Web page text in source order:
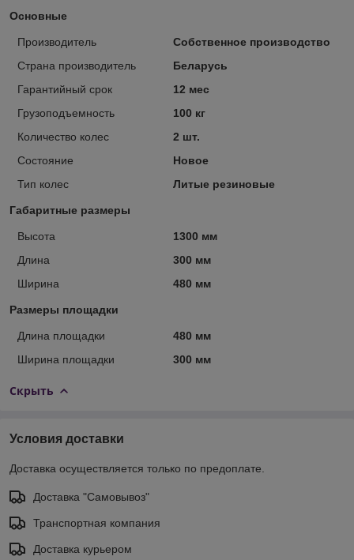
Основные
Производитель
Собственное производство
Страна производитель
Беларусь
Гарантийный срок
12 мес
Грузоподъемность
100 кг
Количество колес
2 шт.
Состояние
Новое
Тип колес
Литые резиновые
Габаритные размеры
Высота
1300 мм
Длина
300 мм
Ширина
480 мм
Размеры площадки
Длина площадки
480 мм
Ширина площадки
300 мм
Скрыть
Условия доставки
Доставка осуществляется только по предоплате.
Доставка "Самовывоз"
Транспортная компания
Доставка курьером